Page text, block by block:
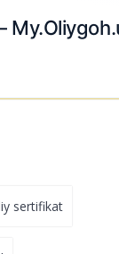
bilan
sertifikat